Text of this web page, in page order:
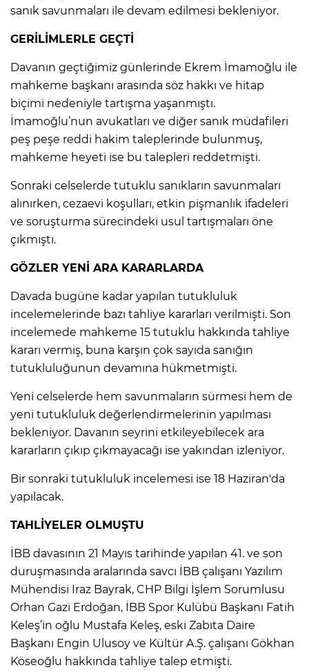
sanık savunmaları ile devam edilmesi bekleniyor.
GERİLİMLERLE GEÇTİ
Davanın geçtiğimiz günlerinde Ekrem İmamoğlu ile
mahkeme başkanı arasında söz hakkı ve hitap
biçimi nedeniyle tartışma yaşanmıştı.
İmamoğlu’nun avukatları ve diğer sanık müdafileri
peş peşe reddi hakim taleplerinde bulunmuş,
mahkeme heyeti ise bu talepleri reddetmişti.
Sonraki celselerde tutuklu sanıkların savunmaları
alınırken, cezaevi koşulları, etkin pişmanlık ifadeleri
ve soruşturma sürecindeki usul tartışmaları öne
çıkmıştı.
GÖZLER YENİ ARA KARARLARDA
Davada bugüne kadar yapılan tutukluluk
incelemelerinde bazı tahliye kararları verilmişti. Son
incelemede mahkeme 15 tutuklu hakkında tahliye
kararı vermiş, buna karşın çok sayıda sanığın
tutukluluğunun devamına hükmetmişti.
Yeni celselerde hem savunmaların sürmesi hem de
yeni tutukluluk değerlendirmelerinin yapılması
bekleniyor. Davanın seyrini etkileyebilecek ara
kararların çıkıp çıkmayacağı ise yakından izleniyor.
Bir sonraki tutukluluk incelemesi ise 18 Haziran'da
yapılacak.
TAHLİYELER OLMUŞTU
İBB davasının 21 Mayıs tarihinde yapılan 41. ve son
duruşmasında aralarında savcı İBB çalışanı Yazılım
Mühendisi Iraz Bayrak, CHP Bilgi İşlem Sorumlusu
Orhan Gazi Erdoğan, İBB Spor Kulübü Başkanı Fatih
Keleş’in oğlu Mustafa Keleş, eski Zabıta Daire
Başkanı Engin Ulusoy ve Kültür A.Ş. çalışanı Gökhan
Köseoğlu hakkında tahliye talep etmişti.